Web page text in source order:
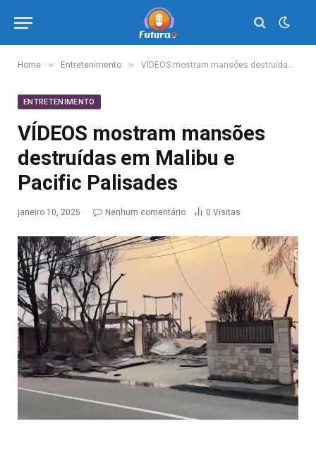
Home » Entretenimento » VÍDEOS mostram mansões destruídas em Malibu e Pacific Palisades
ENTRETENIMENTO
VÍDEOS mostram mansões
destruídas em Malibu e
Pacific Palisades
janeiro 10, 2025 Nenhum comentário 0 Visitas